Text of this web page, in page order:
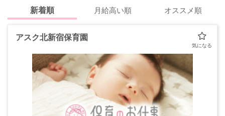
新着順 月給高い順 オススメ順
アスク北新宿保育園